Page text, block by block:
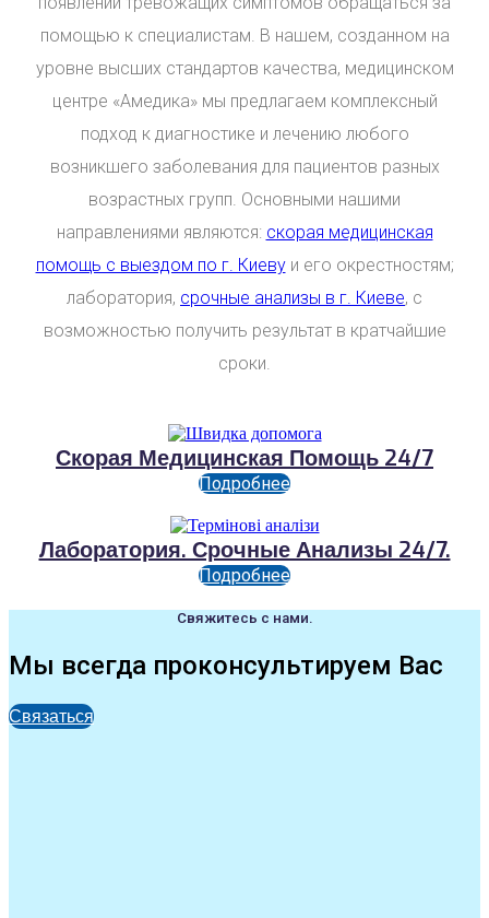
помощью к специалистам. В нашем, созданном на
уровне высших стандартов качества, медицинском
центре «Амедика» мы предлагаем комплексный
подход к диагностике и лечению любого
возникшего заболевания для пациентов разных
возрастных групп. Основными нашими
направлениями являются: скорая медицинская
помощь с выездом по г. Киевуи его окрестностям;
лаборатория, срочные анализы в г. Киеве, с
возможностью получить результат в кратчайшие
сроки.
Скорая Медицинская Помощь 24/7
Подробнее
Лаборатория. Срочные Анализы 24/7.
Подробнее
Свяжитесь с нами.
Мы всегда проконсультируем Вас
Связаться